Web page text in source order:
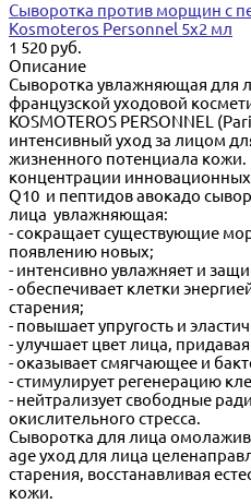
Сыворотка против морщин с
Kosmoteros Personnel 5х2 мл
1 520 руб.
Описание
Сыворотка увлажняющая для
французской уходовой
KOSMOTEROS PERSONNEL
интенсивный уход за лицом
жизненного потенциала кожи.
концентрации
Q10 и пептидов авокадо
лица увлажняющая:
- сокращает существующие
появлению новых;
- интенсивно увлажняет и
- обеспечивает клетки
старения;
- повышает упругость и
- улучшает цвет лица,
- оказывает смягчающее и
- стимулирует регенерацию
- нейтрализует свободные
окислительного стресса.
Сыворотка для лица
age уход для лица
старения, восстанавливая
кожи.